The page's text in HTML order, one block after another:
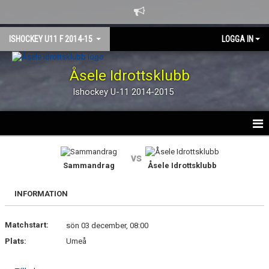
ISHOCKEY U11 F 2014-15 LOGGA IN
Åsele Idrottsklubb
Ishockey U-11 2014-2015
KALENDER
TRUPPEN
Sammandrag
vs
Åsele Idrottsklubb
INFORMATION
Matchstart:
sön 03 december, 08:00
Plats:
Umeå